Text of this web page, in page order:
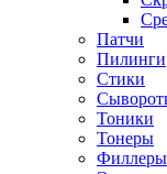
Патчи
Пилинги
Стики
Тоники
Тонеры
Филлеры